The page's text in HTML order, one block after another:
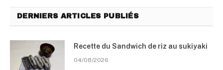
DERNIERS ARTICLES PUBLIÉS
Recette du Sandwich de riz au sukiyaki
04/08/2026